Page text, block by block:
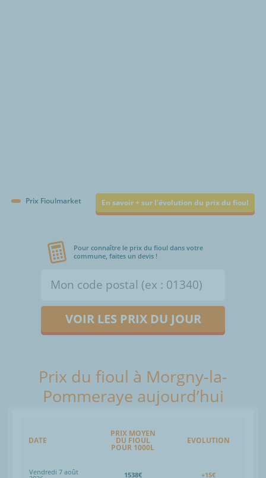
Prix Fioulmarket En savoir + sur l'évolution du prix du fioul
Pour connaître le prix du fioul dans votre
commune, faites un devis !
VOIR LES PRIX DU JOUR
Prix du fioul à Morgny-la-
Pommeraye aujourd’hui
DATE
PRIX MOYEN
DU FIOUL
POUR 1000L
EVOLUTION
Vendredi 7 août 1538€ +15€